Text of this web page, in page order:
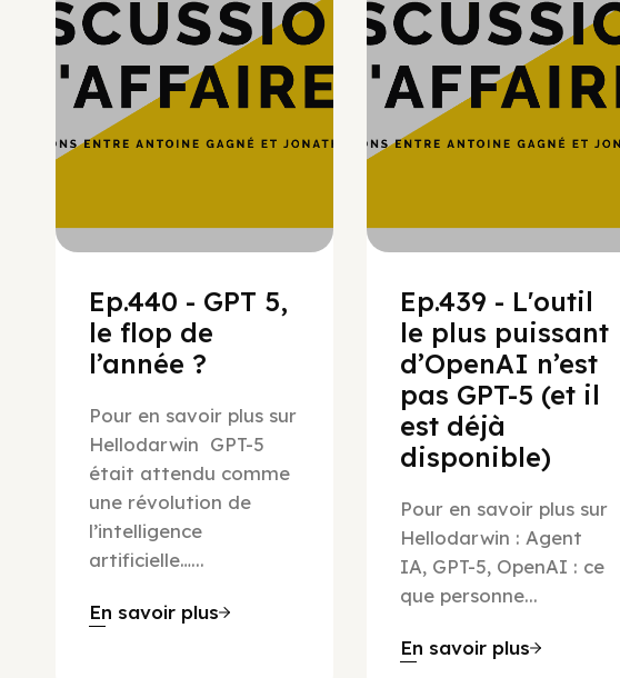
Ep.440 - GPT 5,
le flop de
l’année ?
Pour en savoir plus sur
Hellodarwin GPT-5
était attendu comme
une révolution de
l’intelligence
artificielle…...
En savoir plus
Ep.439 - L'outil
le plus puissant
d’OpenAI n’est
pas GPT-5 (et il
est déjà
disponible)
Pour en savoir plus sur
Hellodarwin : Agent
IA, GPT-5, OpenAI : ce
que personne...
En savoir plus